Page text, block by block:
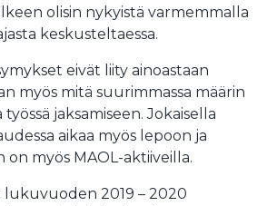
olisin nykyistä varmemmalla
keskusteltaessa.
eivät liity ainoastaan
myös mitä suurimmassa määrin
jaksamiseen. Jokaisella
aikaa myös lepoon ja
on myös MAOL-aktiiveilla.
2019 – 2020